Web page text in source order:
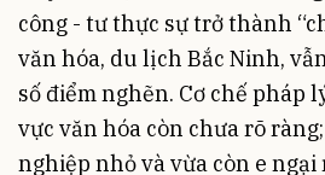
công - tư thực sự trở thành
văn hóa, du lịch Bắc Ninh,
số điểm nghẽn. Cơ chế pháp
vực văn hóa còn chưa rõ
nghiệp nhỏ và vừa còn e